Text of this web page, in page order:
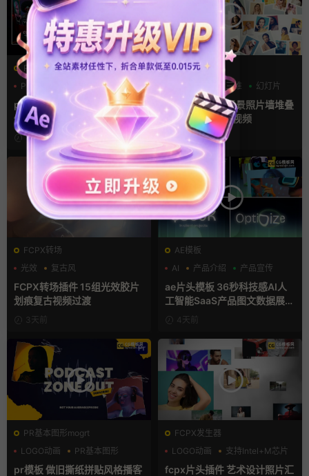
PR基本图形mogrt
PR基本图形
三维 倒计时
pr轮播模板 方屏竖屏4K展示
倒计时轮播图PR模版
15小时前
AE模板
LOGO动画
三维 幻灯片
ae相册模板 多场景照片墙堆叠
画廊幻灯片宣传视频
2天前
FCPX转场
光效
复古风
支持Intel+M芯片
FCPX转场插件 15组光效胶片
划痕复古视频过渡
3天前
AE模板
AI
产品介绍 产品宣传
ae片头模板 36秒科技感AI人
工智能SaaS产品图文数据展示
宣传视频AE模板
4天前
PR基本图形mogrt
LOGO动画
PR基本图形
复古风
pr模板 做旧撕纸拼贴风格播客
FCPX发生器
LOGO动画
支持Intel+M芯片
汇聚
fcpx片头插件 艺术设计照片汇